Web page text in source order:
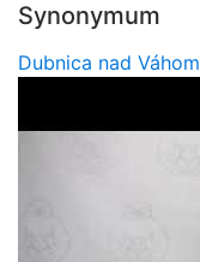
Synonymum
Dubnica nad Váhom